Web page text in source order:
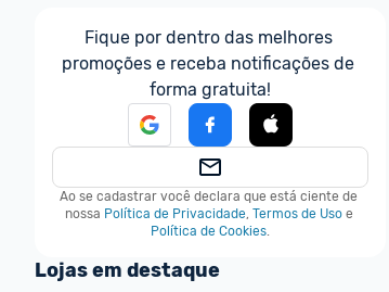
Fique por dentro das melhores
promoções e receba notificações de
forma gratuita!
Ao se cadastrar você declara que está ciente de
nossa Política de Privacidade, Termos de Uso e
Política de Cookies.
Lojas em destaque